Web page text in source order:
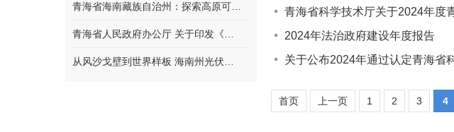
青海省海南藏族自治州：探索高原可…
青海省人民政府办公厅 关于印发《…
从风沙戈壁到世界样板 海南州光伏…
青海省科学技术厅关于2024年度
2024年法治政府建设年度报告
关于公布2024年通过认定青海省
首页 上一页 1 2 3 4